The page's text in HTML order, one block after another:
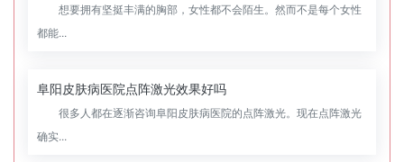
想要拥有坚挺丰满的胸部，女性都不会陌生。然而不是每个女性
都能...
阜阳皮肤病医院点阵激光效果好吗
很多人都在逐渐咨询阜阳皮肤病医院的点阵激光。现在点阵激光
确实...